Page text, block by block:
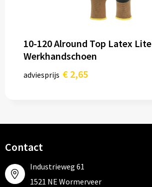
10-120 Alround Top Latex Lite
Werkhandschoen
adviesprijs € 2,65
Contact
Industrieweg 61
1521 NE Wormerveer